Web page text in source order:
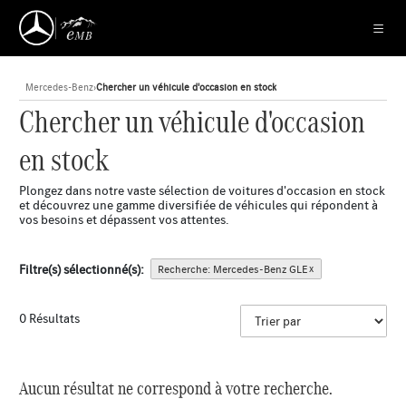
Mercedes-Benz›Chercher un véhicule d'occasion en stock
Chercher un véhicule d'occasion
en stock
Plongez dans notre vaste sélection de voitures d'occasion en stock
et découvrez une gamme diversifiée de véhicules qui répondent à
vos besoins et dépassent vos attentes.
Filtre(s) sélectionné(s): Recherche: Mercedes-Benz GLEx
0 Résultats
Aucun résultat ne correspond à votre recherche.